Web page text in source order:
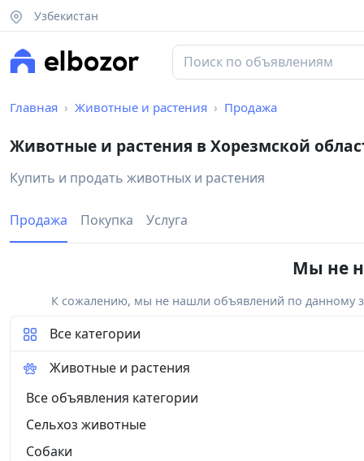
Узбекистан
Главная Животные и растения Продажа
Животные и растения в Хорезмской
Купить и продать животных и растения
Продажа Покупка Услуга
Мы не
К сожалению, мы не нашли объявлений по данному
Все категории
Животные и растения
Все объявления категории
Сельхоз животные
Собаки